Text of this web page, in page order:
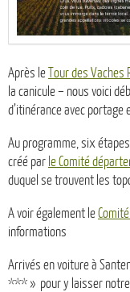
Après leTour des Vaches
la canicule – nous voici
d’itinérance avec portage
Au programme, six
créé par le Comité
duquel se trouvent les
A voir également le
informations
Arrivés en voiture à
*** » pour y laisser notre